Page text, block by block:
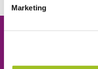
Marketing